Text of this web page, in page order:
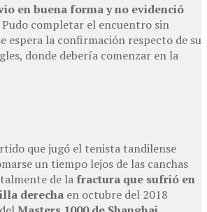
en buena forma y no evidenció
Pudo completar el encuentro sin
espera la confirmación respecto de su
donde debería comenzar en la
que jugó el tenista tandilense
un tiempo lejos de las canchas
de la fractura que sufrió en
derecha en octubre del 2018